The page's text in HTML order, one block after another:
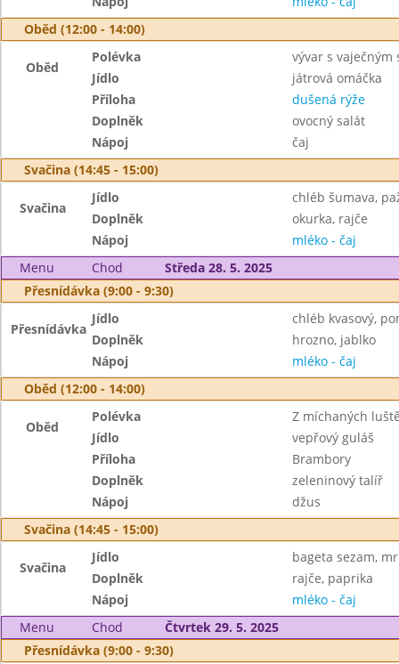
Oběd (12:00 - 14:00)
Oběd
Polévka
vývar s vaječným
Jídlo
játrová omáčka
Příloha
dušená rýže
Doplněk
ovocný salát
Nápoj
čaj
Svačina (14:45 - 15:00)
Svačina
Jídlo
chléb šumava,
Doplněk
okurka, rajče
Nápoj
mléko - čaj
Menu
Chod
Středa 28. 5. 2025
Přesnídávka (9:00 - 9:30)
Přesnídávka
Jídlo
chléb kvasový,
Doplněk
hrozno, jablko
Nápoj
mléko - čaj
Oběd (12:00 - 14:00)
Oběd
Polévka
Z míchaných
Jídlo
vepřový guláš
Příloha
Brambory
Doplněk
zeleninový talíř
Nápoj
džus
Svačina (14:45 - 15:00)
Svačina
Jídlo
bageta sezam,
Doplněk
rajče, paprika
Nápoj
mléko - čaj
Menu
Chod
Čtvrtek 29. 5. 2025
Přesnídávka (9:00 - 9:30)